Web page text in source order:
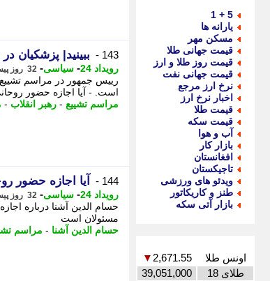
5 + 1
یارانه ها
مسکن مهر
قیمت جهانی طلا
قیمت روز طلا و ارز
قیمت جهانی نفت
نرخ ارز مرجع
اخبار نرخ ارز
قیمت طلا
قیمت سکه
آب و هوا
بازار کار
افغانستان
تاجیکستان
ویدئو های ورزشی
طنز و کاریکاتور
بازار آتی سکه
اونس طلا 2,671.55
▼
طلای 18
39,051,000
143 - ببینید| پزشکیان
رویداد 24 - سیاسی- 32 روز پیش - دوشنبه 15 تیر 1405، 12:37
است. - آیا اجازه حضور
مراسم تشییع - رهبر انقلاب -
144 - آیا اجازه حضور
رویداد 24 - سیاسی- 32 روز پیش - دوشنبه 15 تیر 1405، 11:52
حسام الدین آشنا درباره
مسئولان است
حسام الدین آشنا - مراسم